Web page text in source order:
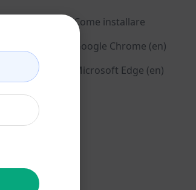
Come installare
Google Chrome (en)
Microsoft Edge (en)